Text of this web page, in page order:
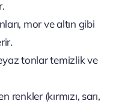
mor ve altın gibi
tonlar temizlik ve
renkler (kırmızı, sarı,